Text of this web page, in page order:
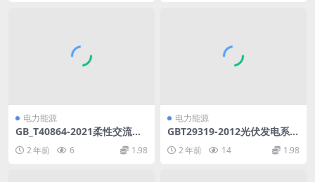
电力能源
GB_T40864-2021柔性交流输
要求(3.54MB)pdf
2 年前 6 1.98
电力能源
GBT29319-2012光伏发电系统
pdf2 年前 14 1.98